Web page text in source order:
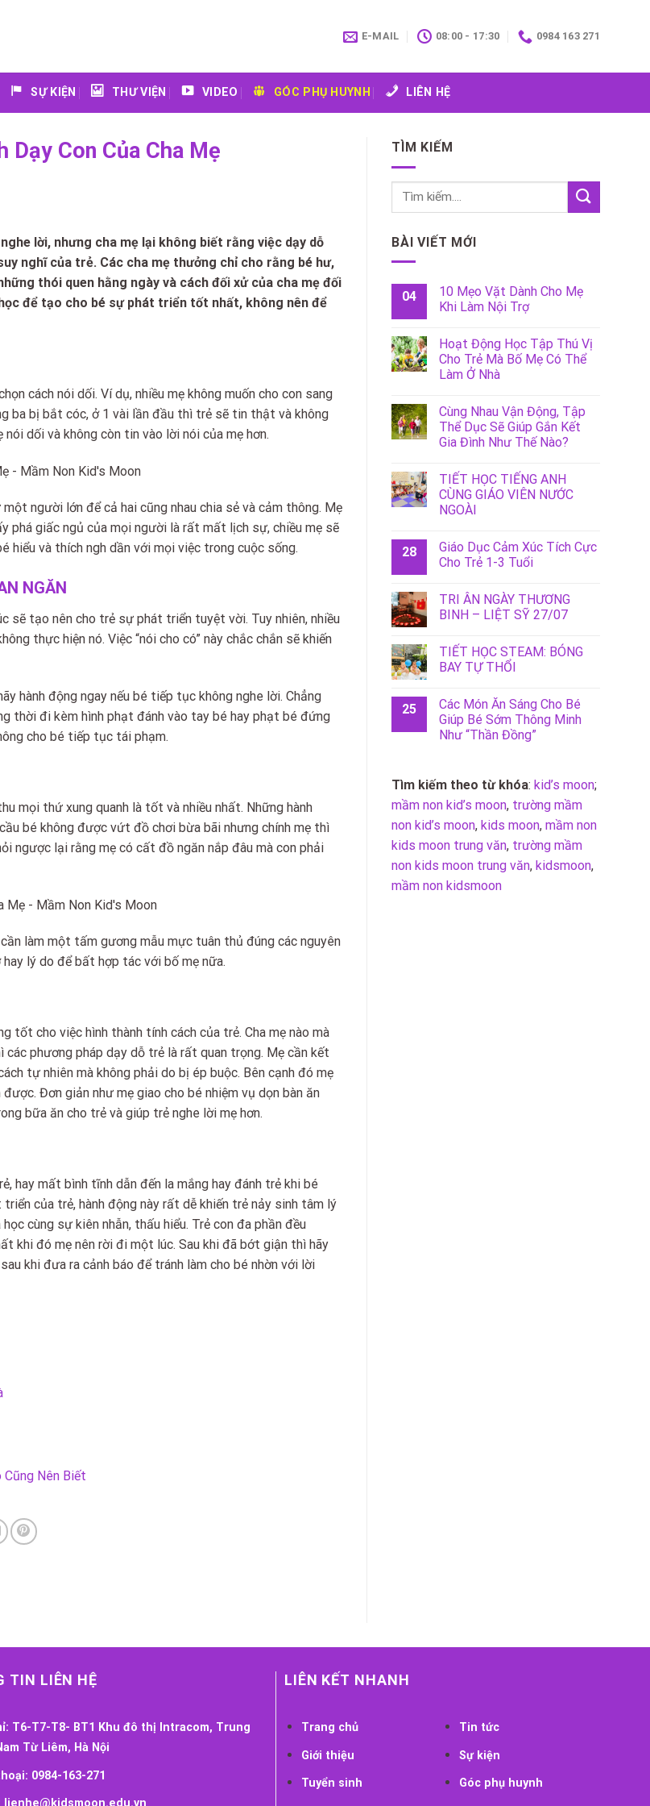
E-MAIL 08:00 - 17:30 0984 163 271
SỰ KIỆN THƯ VIỆN VIDEO GÓC PHỤ HUYNH LIÊN HỆ
Dạy Con Của Cha Mẹ
lời, nhưng cha mẹ lại không biết rằng việc dạy dỗ
nghĩ của trẻ. Các cha mẹ thưởng chỉ cho rằng bé hư,
thói quen hằng ngày và cách đối xử của cha mẹ đối
để tạo cho bé sự phát triển tốt nhất, không nên để
cách nói dối. Ví dụ, nhiều mẹ không muốn cho con sang
ba bị bắt cóc, ở 1 vài lần đầu thì trẻ sẽ tin thật và không
nói dối và không còn tin vào lời nói của mẹ hơn.
người lớn để cả hai cũng nhau chia sẻ và cảm thông. Mẹ
phá giấc ngủ của mọi người là rất mất lịch sự, chiều mẹ sẽ
hiểu và thích ngh dần với mọi việc trong cuộc sống.
NGĂN
sẽ tạo nên cho trẻ sự phát triển tuyệt vời. Tuy nhiên, nhiều
thực hiện nó. Việc “nói cho có” này chắc chắn sẽ khiến
hành động ngay nếu bé tiếp tục không nghe lời. Chẳng
thời đi kèm hình phạt đánh vào tay bé hay phạt bé đứng
cho bé tiếp tục tái phạm.
mọi thứ xung quanh là tốt và nhiều nhất. Những hành
bé không được vứt đồ chơi bừa bãi nhưng chính mẹ thì
ngược lại rằng mẹ có cất đồ ngăn nắp đâu mà con phải
làm một tấm gương mẫu mực tuân thủ đúng các nguyên
lý do để bất hợp tác với bố mẹ nữa.
tốt cho việc hình thành tính cách của trẻ. Cha mẹ nào mà
phương pháp dạy dỗ trẻ là rất quan trọng. Mẹ cần kết
tự nhiên mà không phải do bị ép buộc. Bên cạnh đó mẹ
Đơn giản như mẹ giao cho bé nhiệm vụ dọn bàn ăn
bữa ăn cho trẻ và giúp trẻ nghe lời mẹ hơn.
hay mất bình tĩnh dẫn đến la mắng hay đánh trẻ khi bé
của trẻ, hành động này rất dễ khiến trẻ nảy sinh tâm lý
cùng sự kiên nhẫn, thấu hiểu. Trẻ con đa phần đều
khi đó mẹ nên rời đi một lúc. Sau khi đã bớt giận thì hãy
khi đưa ra cảnh báo để tránh làm cho bé nhờn với lời
Cũng Nên Biết
TÌM KIẾM
BÀI VIẾT MỚI
04
10 Mẹo Vặt Dành Cho Mẹ
Khi Làm Nội Trợ
Hoạt Động Học Tập Thú Vị
Cho Trẻ Mà Bố Mẹ Có Thể
Làm Ở Nhà
Cùng Nhau Vận Động, Tập
Thể Dục Sẽ Giúp Gắn Kết
Gia Đình Như Thế Nào?
TIẾT HỌC TIẾNG ANH
CÙNG GIÁO VIÊN NƯỚC
NGOÀI
28
Giáo Dục Cảm Xúc Tích Cực
Cho Trẻ 1-3 Tuổi
TRI ÂN NGÀY THƯƠNG
BINH – LIỆT SỸ 27/07
TIẾT HỌC STEAM: BÓNG
BAY TỰ THỔI
25
Các Món Ăn Sáng Cho Bé
Giúp Bé Sớm Thông Minh
Như “Thần Đồng”
Tìm kiếm theo từ khóa: kid’s moon;
mầm non kid’s moon, trường mầm
non kid’s moon, kids moon, mầm non
kids moon trung văn, trường mầm
non kids moon trung văn, kidsmoon,
mầm non kidsmoon
TIN LIÊN HỆ
T6-T7-T8- BT1 Khu đô thị Intracom, Trung
Từ Liêm, Hà Nội
0984-163-271
LIÊN KẾT NHANH
Trang chủ
Giới thiệu
Tuyển sinh
Tin tức
Sự kiện
Góc phụ huynh